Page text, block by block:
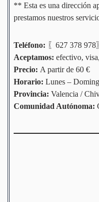
** Esta es una dirección
prestamos nuestros
Teléfono: 〖627 378 978
Aceptamos: efectivo,
Precio: A partir de 60 €
Horario: Lunes –
Provincia: Valencia /
Comunidad Autónoma: